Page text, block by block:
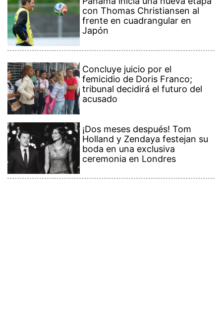
con Thomas Christiansen al
frente en cuadrangular en
Japón
Concluye juicio por el
femicidio de Doris Franco;
tribunal decidirá el futuro del
acusado
¡Dos meses después! Tom
Holland y Zendaya festejan su
boda en una exclusiva
ceremonia en Londres